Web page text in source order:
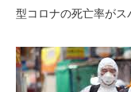
型コロナの死亡率がス